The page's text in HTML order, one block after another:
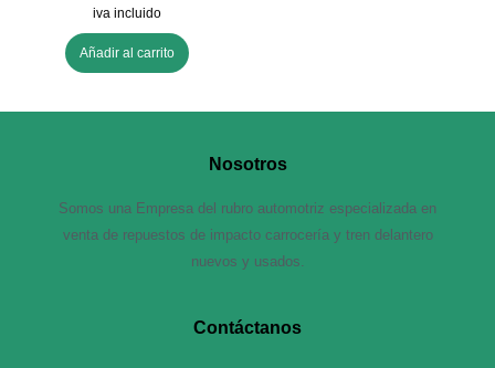
iva incluido
Añadir al carrito
Nosotros
Somos una Empresa del rubro automotriz especializada en
venta de repuestos de impacto carrocería y tren delantero
nuevos y usados.
Contáctanos​